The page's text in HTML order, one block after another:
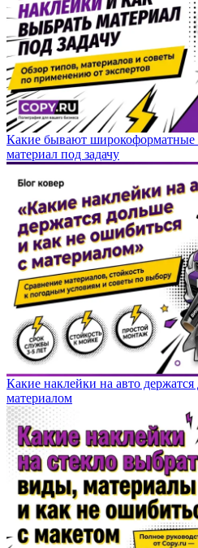
Какие бывают широкоформатные
материал под задачу
Какие наклейки на авто
материалом